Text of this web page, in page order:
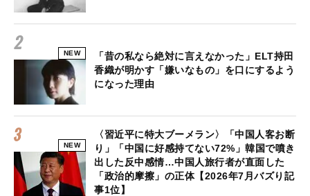
NEW
「昔の私なら絶対に言えなかった」ELT持田
香織が明かす「嫌いなもの」を口にするよう
になった理由
NEW
〈習近平に特大ブーメラン〉「中国人客お断
り」「中国に好感持てない72%」韓国で噴き
出した反中感情…中国人旅行者が直面した
「政治的摩擦」の正体【2026年7月バズり記
事1位】